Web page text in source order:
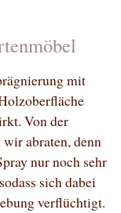
mit
Von der
abraten, denn
nur noch sehr
sich dabei
verflüchtigt.